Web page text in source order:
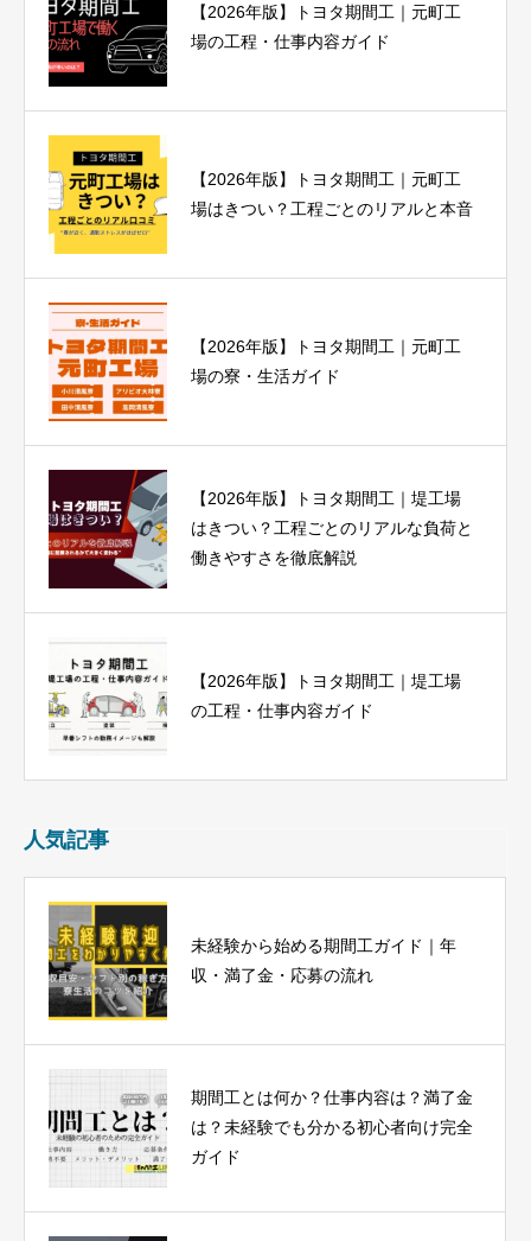
【2026年版】トヨタ期間工｜元町工
場の工程・仕事内容ガイド
【2026年版】トヨタ期間工｜元町工
場はきつい？工程ごとのリアルと本音
【2026年版】トヨタ期間工｜元町工
場の寮・生活ガイド
【2026年版】トヨタ期間工｜堤工場
はきつい？工程ごとのリアルな負荷と
働きやすさを徹底解説
【2026年版】トヨタ期間工｜堤工場
の工程・仕事内容ガイド
人気記事
未経験から始める期間工ガイド｜年
収・満了金・応募の流れ
期間工とは何か？仕事内容は？満了金
は？未経験でも分かる初心者向け完全
ガイド